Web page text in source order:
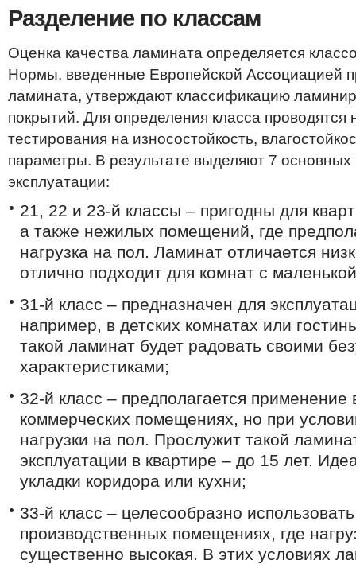
Разделение по классам
Оценка качества ламината определяется
Нормы, введенные Европейской Ассоциацией
ламината, утверждают классификацию
покрытий. Для определения класса
тестирования на износостойкость,
параметры. В результате выделяют 7 основных
эксплуатации:
21, 22 и 23-й классы – пригодны для
а также нежилых помещений, где
нагрузка на пол. Ламинат отличается
отлично подходит для комнат с
31-й класс – предназначен для
например, в детских комнатах или
такой ламинат будет радовать своими
характеристиками;
32-й класс – предполагается
коммерческих помещениях, но при
нагрузки на пол. Прослужит такой
эксплуатации в квартире – до 15 лет.
укладки коридора или кухни;
33-й класс – целесообразно
производственных помещениях, где
существенно высокая. В этих условиях